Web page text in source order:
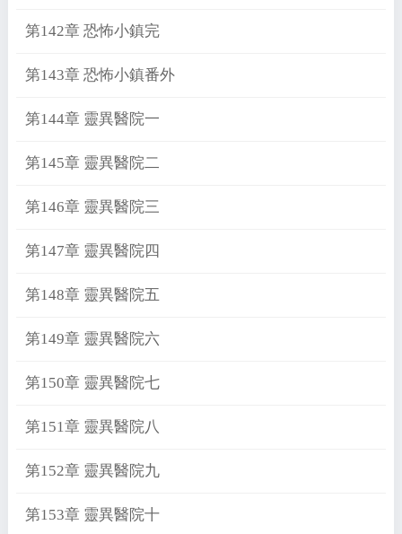
第142章 恐怖小鎮完
第143章 恐怖小鎮番外
第144章 靈異醫院一
第145章 靈異醫院二
第146章 靈異醫院三
第147章 靈異醫院四
第148章 靈異醫院五
第149章 靈異醫院六
第150章 靈異醫院七
第151章 靈異醫院八
第152章 靈異醫院九
第153章 靈異醫院十